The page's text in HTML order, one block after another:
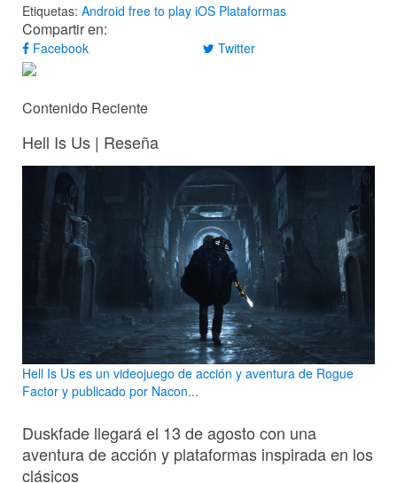
Etiquetas: Android free to play iOS Plataformas
Compartir en:
Facebook Twitter
Contenido Reciente
Hell Is Us | Reseña
Hell Is Us es un videojuego de acción y aventura de Rogue
Factor y publicado por Nacon...
Duskfade llegará el 13 de agosto con una
aventura de acción y plataformas inspirada en los
clásicos